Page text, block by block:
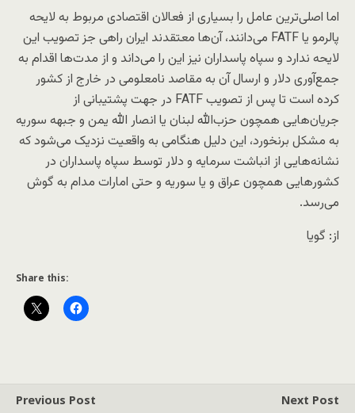
اما اصلی‌ترین عامل را بسیاری از فعالان اقتصادی مربوط به لایحه
پالرمو یا FATF می‌دانند، آن‌ها معتقدند ایران راهی جز تصویب این
لایحه ندارد و سپاه پاسداران نیز این را می‌داند و از مدت‌ها اقدام به
جمع‌آوری دلار و ارسال آن به مقاصد نامعلومی در خارج از کشور
کرده است تا پس از تصویب FATF در جهت پشتیبانی از
جریان‌هایی همچون حزب‌الله لبنان یا انصار الله یمن و جبهه سوریه
به مشکل برنخورد، این دلیل هنگامی به واقعیت نزدیک می‌شود که
نشانه‌هایی از انباشت سرمایه و دلار توسط سپاه پاسداران در
کشورهایی همچون عراق و یا سوریه و حتی امارات مدام به گوش
می‌رسد.
از: گویا
Share this:
Previous Post Next Post